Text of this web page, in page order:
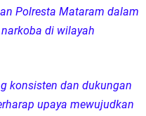
Polresta Mataram dalam
di wilayah
konsisten dan dukungan
upaya mewujudkan